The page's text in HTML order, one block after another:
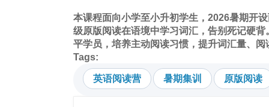
本课程面向小学至小升初学生，2026暑期开
级原版阅读在语境中学习词汇，告别死记硬
平学员，培养主动阅读习惯，提升词汇量、
Tags:
英语阅读营 暑期集训 原版阅读